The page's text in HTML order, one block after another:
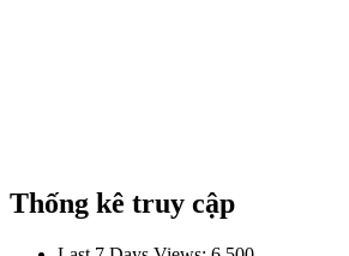
Thống kê truy cập